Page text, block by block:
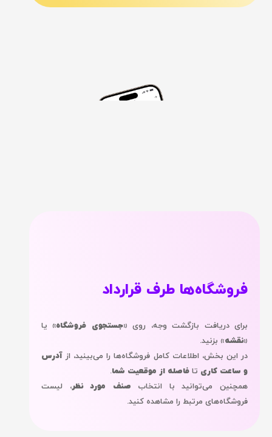
فروشگاه‌ها طرف قرارداد
برای دریافت بازگشت وجه، روی «جستجوی فروشگاه» یا
«نقشه» بزنید.
در این بخش، اطلاعات کامل فروشگاه‌ها را می‌بینید، از آدرس
و ساعت کاری تا فاصله از موقعیت شما.
همچنین می‌توانید با انتخاب صنف مورد نظر، لیست
فروشگاه‌های مرتبط را مشاهده کنید.